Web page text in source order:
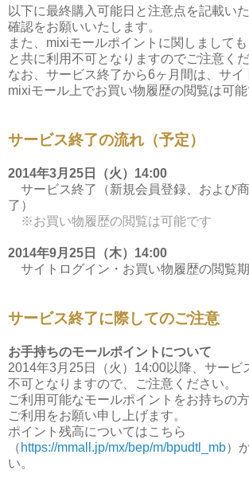
以下に最終購入可能日と注意点を記載い
確認をお願いいたします。
また、mixiモールポイントに関しまして
と共に利用不可となりますのでご注意くだ
なお、サービス終了から6ヶ月間は、サイ
mixiモール上でお買い物履歴の閲覧は可能
サービス終了の流れ（予定）
2014年3月25日（火）14:00
サービス終了（新規会員登録、および
了）
※お買い物履歴の閲覧は可能です
2014年9月25日（木）14:00
サイトログイン・お買い物履歴の閲覧
サービス終了に際してのご注意
お手持ちのモールポイントについて
2014年3月25日（火）14:00以降、サービ
不可となりますので、ご注意ください。
ご利用可能なモールポイントをお持ちの
ご利用をお願い申し上げます。
ポイント残高についてはこちら
（ https://mmall.jp/mx/bep/m/bpudtl_mb）
い。